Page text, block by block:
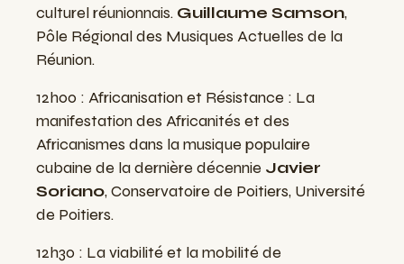
culturel réunionnais. Guillaume Samson,
Pôle Régional des Musiques Actuelles de la
Réunion.
12h00 : Africanisation et Résistance : La
manifestation des Africanités et des
Africanismes dans la musique populaire
cubaine de la dernière décennie Javier
Soriano, Conservatoire de Poitiers, Université
de Poitiers.
12h30 : La viabilité et la mobilité de